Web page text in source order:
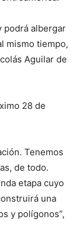
podrá albergar
mismo tiempo,
Aguilar de
28 de
Tenemos
de todo.
etapa cuyo
una
y polígonos”,